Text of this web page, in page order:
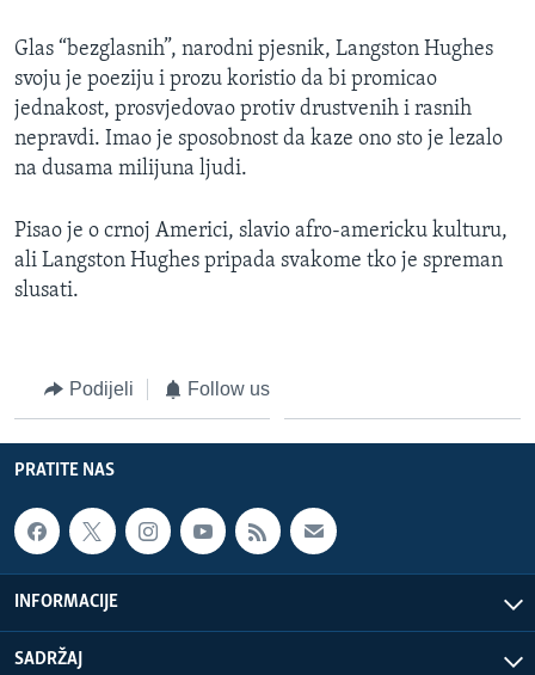
Glas “bezglasnih”, narodni pjesnik, Langston Hughes
svoju je poeziju i prozu koristio da bi promicao
jednakost, prosvjedovao protiv drustvenih i rasnih
nepravdi. Imao je sposobnost da kaze ono sto je lezalo
na dusama milijuna ljudi.
Pisao je o crnoj Americi, slavio afro-americku kulturu,
ali Langston Hughes pripada svakome tko je spreman
slusati.
Podijeli Follow us
PRATITE NAS
INFORMACIJE
SADRŽAJ